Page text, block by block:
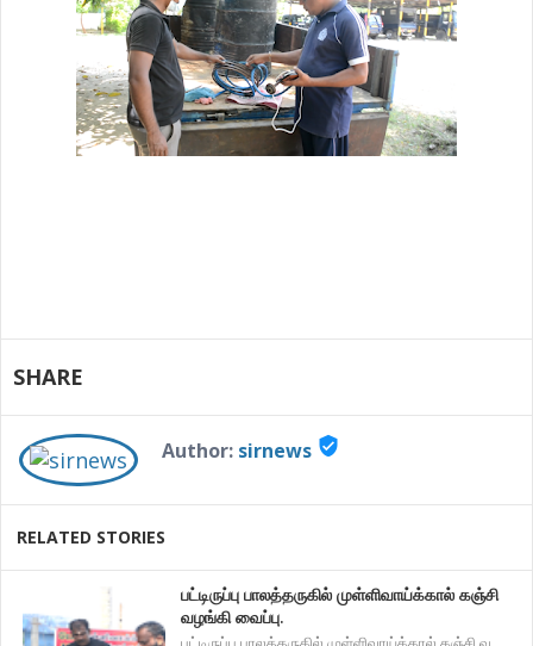
SHARE
Author: sirnews verified_user
RELATED STORIES
பட்டிருப்பு பாலத்தருகில் முள்ளிவாய்க்கால் கஞ்சி
வழங்கி வைப்பு.